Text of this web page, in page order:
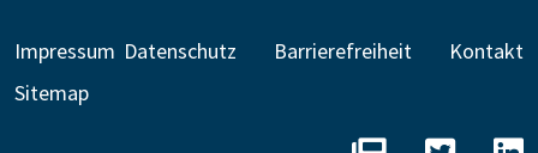
Impressum Datenschutz Barrierefreiheit
Kontakt
Sitemap